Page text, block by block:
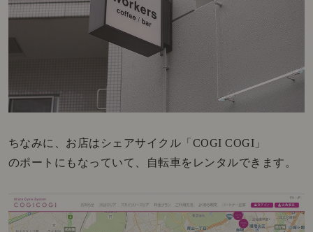
ちなみに、お店はシェアサイクル「COGI COGI」
のポートにもなっていて、自転車をレンタルできます。